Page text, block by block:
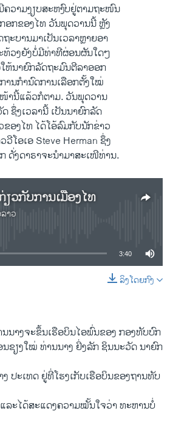
ຄວາມ​ງຽບ​ສະຫງົບ​ຢູ່​ຕາມ​ຖະໜົນ
ອກ​ຂອງ​ໄທ ວັນພຸດວານນີ້ ຫຼັງ​
ະບານ​ມາເປັນ​ເວລາຫຼາຍອາ
ວງ​ຍັງ​ບໍ່​ມີ​ທ່າ​ທີຜ່ອນຜັນໃດໆ​
ຫ້​ນາຍົກ​ລັດຖະມົນຕີ​ລາອອກ
ານກໍານົດ​ການເລືອກ​ຕັ້ງໃໝ່​
າ​ນີ້ແລ້ວກໍຕາມ. ວັນ​ພຸດ​ວານ
ຊຶ່ງເວລາ​ນີ້ ເປັນ​ນາຍົກລັດ
ອງໄທ​ ​ໄດ້​ໂອ້​ລົມ​ກັບ​ນັກຂ່າວ​
ໂອ​ເອ Steve Herman ຊຶ່ງ​
ດັ່ງ​ດາຣາຈະນໍາມາສະ​ເໜີ​ທ່ານ.
ວກັບການເມືອງໄທ
າວ currently available
3:40
ລິງໂດຍກົງ
ນາງ​ຈະ​ຂຶ້ນ​ເຮືອບິນ​ໄອ​ພົ່ນ​ຂອງ ກອງທັບ​ບົກ​
ຊຽງ​ໃໝ່ ທ່ານ​ນາງ ຢິ່ງລັກ ຊິນນະວັດ ​ນາຍົກ​
ປະ​ເທດ ຢູ່​ທີ່​ໂຮງ​ເກັບ​ເຮືອບິນຂອງຖານທັບ​
ລະ​ໄດ້ສະ​ແດງ​ຄວາມ​ໝັ້ນ​ໃຈ​ວ່າ ທະຫານ​ບໍ່​